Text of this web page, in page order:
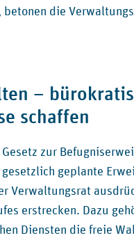
die
–
schaffen
zur
geplante
Verwaltungsrat
erstrecken. Dazu
Diensten die freie